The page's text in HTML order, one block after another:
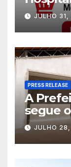
Jorge é
JULHO
PRESS RELEASE
A
segue
JULHO